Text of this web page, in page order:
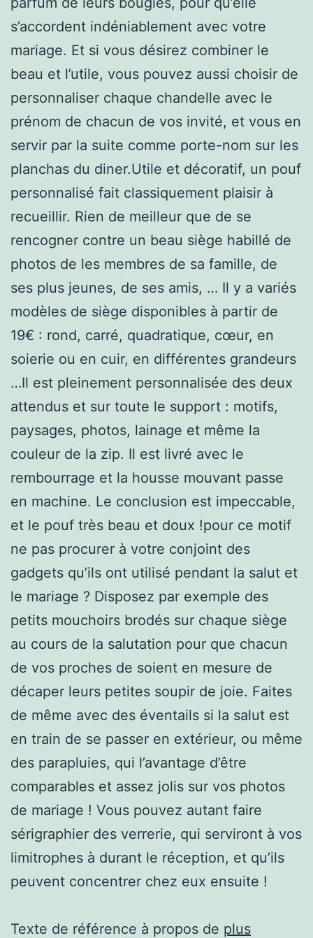
s’accordent indéniablement avec votre
mariage. Et si vous désirez combiner le
beau et l’utile, vous pouvez aussi choisir de
personnaliser chaque chandelle avec le
prénom de chacun de vos invité, et vous en
servir par la suite comme porte-nom sur les
planchas du diner.Utile et décoratif, un pouf
personnalisé fait classiquement plaisir à
recueillir. Rien de meilleur que de se
rencogner contre un beau siège habillé de
photos de les membres de sa famille, de
ses plus jeunes, de ses amis, … Il y a variés
modèles de siège disponibles à partir de
19€ : rond, carré, quadratique, cœur, en
soierie ou en cuir, en différentes grandeurs
…Il est pleinement personnalisée des deux
attendus et sur toute le support : motifs,
paysages, photos, lainage et même la
couleur de la zip. Il est livré avec le
rembourrage et la housse mouvant passe
en machine. Le conclusion est impeccable,
et le pouf très beau et doux !pour ce motif
ne pas procurer à votre conjoint des
gadgets qu’ils ont utilisé pendant la salut et
le mariage ? Disposez par exemple des
petits mouchoirs brodés sur chaque siège
au cours de la salutation pour que chacun
de vos proches de soient en mesure de
décaper leurs petites soupir de joie. Faites
de même avec des éventails si la salut est
en train de se passer en extérieur, ou même
des parapluies, qui l’avantage d’être
comparables et assez jolis sur vos photos
de mariage ! Vous pouvez autant faire
sérigraphier des verrerie, qui serviront à vos
limitrophes à durant le réception, et qu’ils
peuvent concentrer chez eux ensuite !
Texte de référence à propos de plus